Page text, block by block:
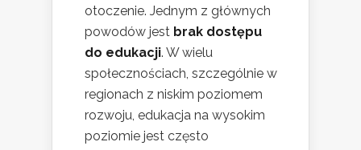
otoczenie. Jednym z głównych
powodów jest brak dostępu
do edukacji. W wielu
społecznościach, szczególnie w
regionach z niskim poziomem
rozwoju, edukacja na wysokim
poziomie jest często